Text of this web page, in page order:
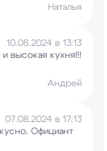
Наталья
10.08.2024 в 13:13
высокая кухня!!!
Андрей
07.08.2024 в 17:13
Официант